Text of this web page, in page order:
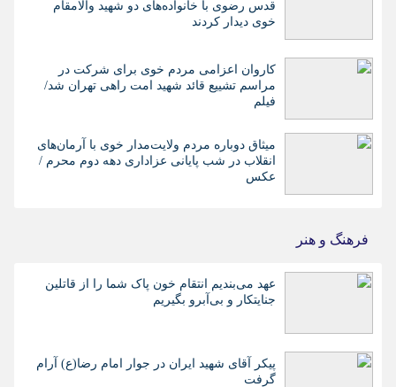
قدس رضوی با خانواده‌های دو شهید والامقام
خوی دیدار کردند
کاروان اعزامی مردم خوی برای شرکت در
مراسم تشییع قائد شهید امت راهی تهران شد/
فیلم
میثاق دوباره مردم ولایت‌مدار خوی با آرمان‌های
انقلاب در شب پایانی عزاداری دهه دوم محرم /
عکس
فرهنگ و هنر
عهد می‌بندیم انتقام خون پاک شما را از قاتلین
جنایتکار و بی‌آبرو بگیریم
پیکر آقای شهید ایران در جوار امام رضا(ع) آرام
گرفت